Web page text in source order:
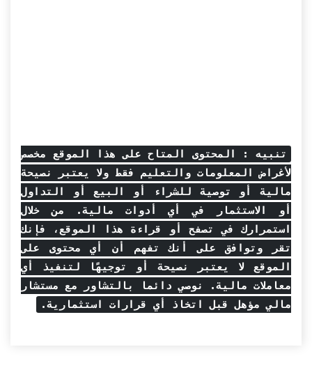
تنبيه : المحتوى المتاح على هذا الموقع مخصص
لأغراض المعلومات والتعليم فقط ولا يعتبر نصيحة
مالية أو توصية للشراء أو البيع أو التداول
أو الاستثمار في أي أدوات مالية. من خلال
استمرارك في تصفح أو قراءة هذا الموقع، فإنك
تقر وتوافق على أنك تفهم أن أي محتوى على
الموقع لا يعتبر نصيحة أو توجيهًا لتنفيذ أي
معاملات مالية. نوصي دائما بالتشاور مع مستشار
مالي مؤهل قبل اتخاذ أي قرارات استثمارية.